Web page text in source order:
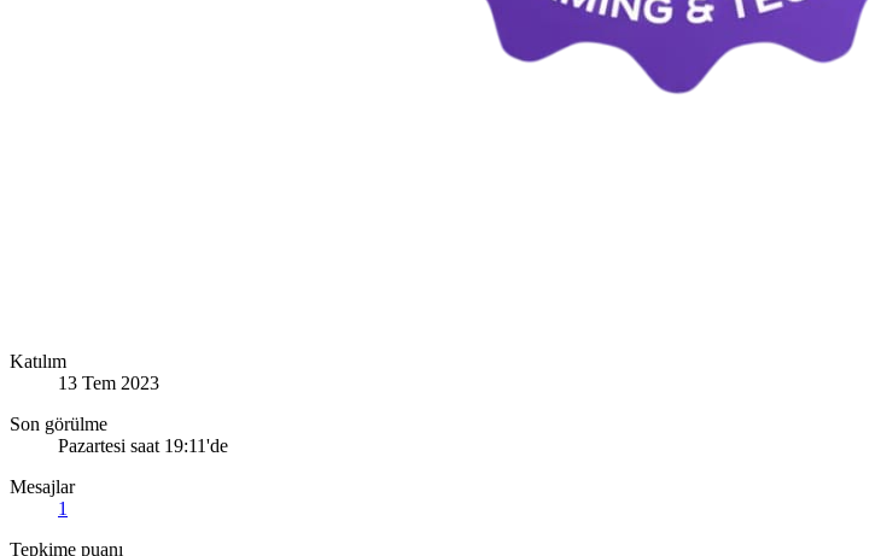
Katılım
13 Tem 2023
Son görülme
Pazartesi saat 19:11'de
Mesajlar
1
Tepkime puanı